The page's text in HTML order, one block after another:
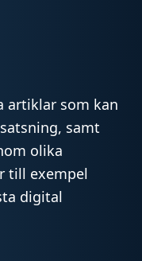
artiklar som kan
samt
olika
till exempel
digital